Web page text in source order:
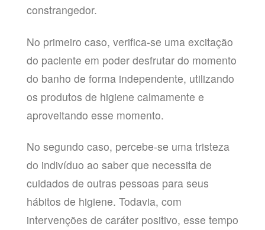
constrangedor.
No primeiro caso, verifica-se uma excitação
do paciente em poder desfrutar do momento
do banho de forma independente, utilizando
os produtos de higiene calmamente e
aproveitando esse momento.
No segundo caso, percebe-se uma tristeza
do indivíduo ao saber que necessita de
cuidados de outras pessoas para seus
hábitos de higiene. Todavia, com
intervenções de caráter positivo, esse tempo